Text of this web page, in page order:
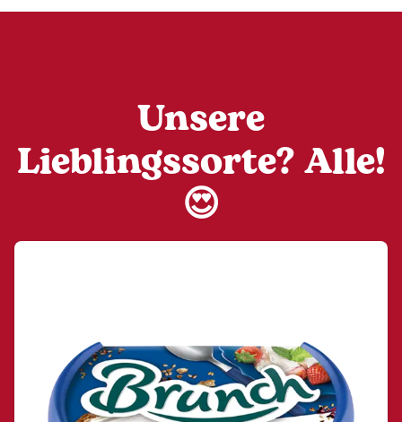
Unsere
Lieblingssorte? Alle!
😍